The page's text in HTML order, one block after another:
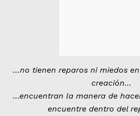
…no tienen reparos ni miedos
creación…
…encuentran la manera de
encuentre dentro del